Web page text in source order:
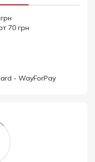
70 грн
- WayForPay